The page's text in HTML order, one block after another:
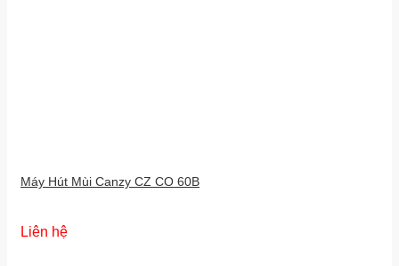
Máy Hút Mùi Canzy CZ CO 60B
Liên hệ